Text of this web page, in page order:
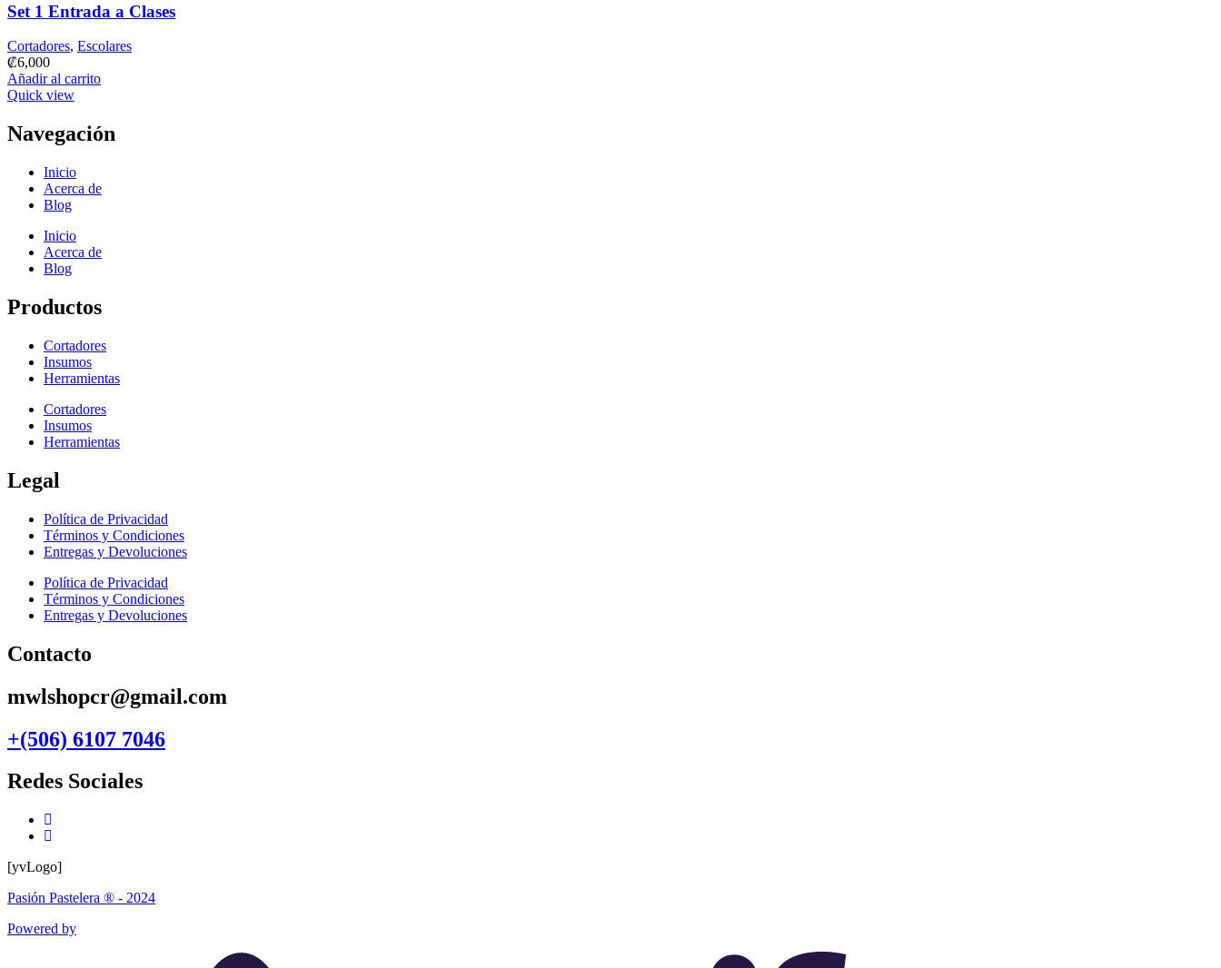
Set 1 Entrada a Clases
Cortadores, Escolares
₡6,000
Añadir al carrito
Quick view
Navegación
Inicio
Acerca de
Blog
Inicio
Acerca de
Blog
Productos
Cortadores
Insumos
Herramientas
Cortadores
Insumos
Herramientas
Legal
Política de Privacidad
Términos y Condiciones
Entregas y Devoluciones
Política de Privacidad
Términos y Condiciones
Entregas y Devoluciones
Contacto
mwlshopcr@gmail.com
+(506) 6107 7046
Redes Sociales
[yvLogo]
Pasión Pastelera ® - 2024
Powered by